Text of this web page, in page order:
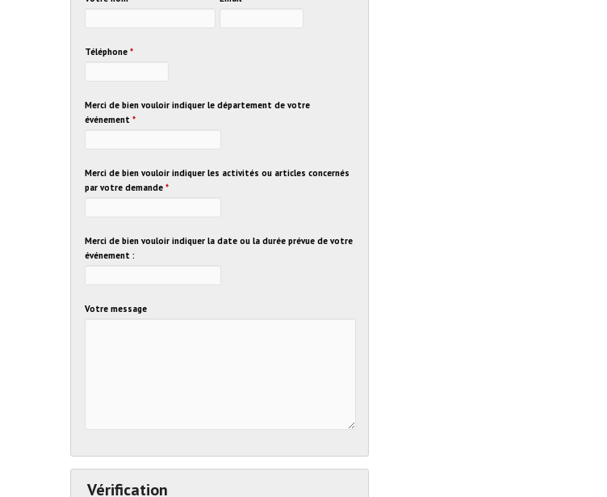
Téléphone*
Merci de bien vouloir indiquer le département de votre
événement*
Merci de bien vouloir indiquer les activités ou articles concernés
par votre demande*
Merci de bien vouloir indiquer la date ou la durée prévue de votre
événement :
Votre message
Vérification